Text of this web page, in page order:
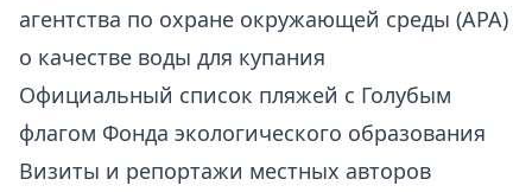
агентства по охране окружающей среды (APA)
о качестве воды для купания
Официальный список пляжей с Голубым
флагом Фонда экологического образования
Визиты и репортажи местных авторов